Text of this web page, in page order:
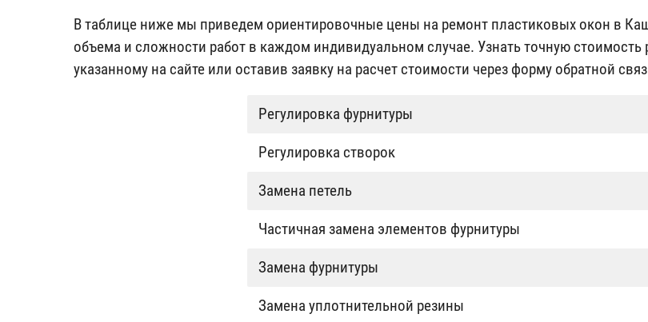
В таблице ниже мы приведем ориентировочные цены на ремонт пластиковых окон в
объема и сложности работ в каждом индивидуальном случае. Узнать точную
указанному на сайте или оставив заявку на расчет стоимости через форму обратной
Регулировка фурнитуры
Регулировка створок
Замена петель
Частичная замена элементов фурнитуры
Замена фурнитуры
Замена уплотнительной резины